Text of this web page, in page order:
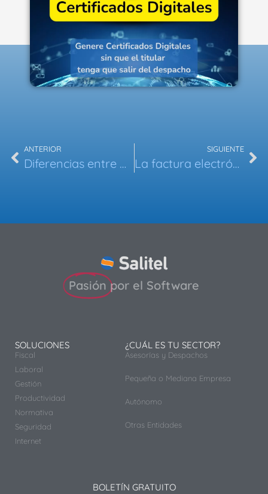
ANTERIOR
Diferencias entre Verifactu y la Facturación Electrónica: Todo lo que necesitas saber
SIGUIENTE
La factura electrónica y su impacto en la relación asesoría-cliente
Pasión por el Software
SOLUCIONES
Fiscal
Laboral
Gestión
Productividad
Normativa
Seguridad
Internet
¿CUÁL ES TU SECTOR?
Asesorías y Despachos
Pequeña o Mediana Empresa
Autónomo
Otras Entidades
BOLETÍN GRATUITO